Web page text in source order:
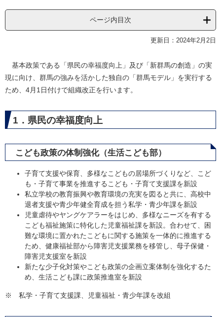
ページ内目次
更新日：2024年2月2日
基本政策である「県民の幸福度向上」及び「新群馬の創造」の実
現に向け、群馬の強みを活かした独自の「群馬モデル」を実行する
ため、4月1日付けで組織改正を行います。
1．県民の幸福度向上
こども政策の体制強化（生活こども部）
子育て支援や保育、多様なこどもの居場所づくりなど、こど
も・子育て事業を推進するこども・子育て支援課を新設
私立学校の教育振興や教育環境の充実を図ると共に、高校中
退者支援や青少年健全育成を担う私学・青少年課を新設
児童虐待やヤングケアラーをはじめ、多様なニーズを有する
こども福祉施策に特化した児童福祉課を新設。合わせて、困
難な環境に置かれたこどもに関する施策を一体的に推進する
ため、健康福祉部から障害児支援業務を移管し、母子保健・
障害児支援室を新設
新たな少子化対策やこども政策の企画立案体制を強化するた
め、生活こども課に政策推進室を新設
※ 私学・子育て支援課、児童福祉・青少年課を改組